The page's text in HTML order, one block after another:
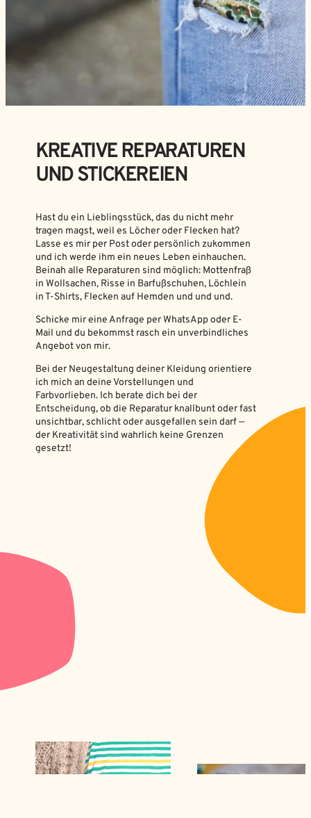
KREATIVE REPARATUREN
UND STICKEREIEN
Hast du ein Lieblingsstück, das du nicht mehr
tragen magst, weil es Löcher oder Flecken hat?
Lasse es mir per Post oder persönlich zukommen
und ich werde ihm ein neues Leben einhauchen.
Beinah alle Reparaturen sind möglich: Mottenfraß
in Wollsachen, Risse in Barfußschuhen, Löchlein
in T-Shirts, Flecken auf Hemden und und und.
Schicke mir eine Anfrage per WhatsApp oder E-
Mail und du bekommst rasch ein unverbindliches
Angebot von mir.
Bei der Neugestaltung deiner Kleidung orientiere
ich mich an deine Vorstellungen und
Farbvorlieben. Ich berate dich bei der
Entscheidung, ob die Reparatur knallbunt oder fast
unsichtbar, schlicht oder ausgefallen sein darf ―
der Kreativität sind wahrlich keine Grenzen
gesetzt!